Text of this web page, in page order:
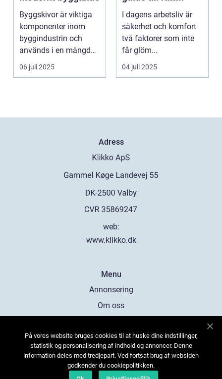
Byggskivor är viktiga
komponenter inom
byggindustrin och
används i en mängd
olika kon...
06 juli 2025
skydd och
bekvämlighet på
jobbet
I dagens arbetsliv är
säkerhet och komfort
två faktorer som inte
får glöm...
04 juli 2025
Adress
web:
www.klikko.dk
Menu
Annonsering
Om oss
Kontakta oss
Sitemap
På vores website bruges cookies til at huske dine indstillinger,
statistik og personalisering af indhold og annoncer. Denne
information deles med tredjepart. Ved fortsat brug af websiden
godkender du cookiepolitikken.